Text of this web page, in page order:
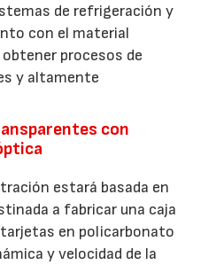
de refrigeración y
con el material
procesos de
y altamente
con
estará basada en
a fabricar una caja
en policarbonato
y velocidad de la